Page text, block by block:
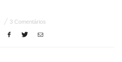
3 Comentários